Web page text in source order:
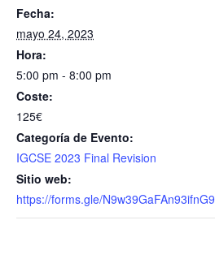
Fecha:
mayo 24, 2023
Hora:
5:00 pm - 8:00 pm
Coste:
125€
Categoría de Evento:
IGCSE 2023 Final Revision
Sitio web:
https://forms.gle/N9w39GaFAn93ifnG9